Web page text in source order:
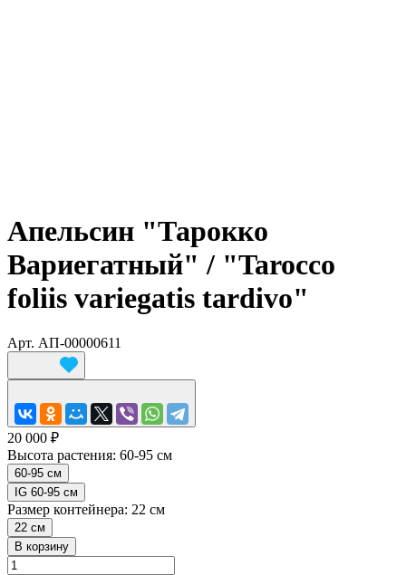
Апельсин "Тарокко
Вариегатный" / "Tarocco
foliis variegatis tardivo"
Арт. АП-00000611
20 000 ₽
Высота растения: 60-95 см
60-95 см
IG 60-95 см
Размер контейнера: 22 см
22 см
В корзину